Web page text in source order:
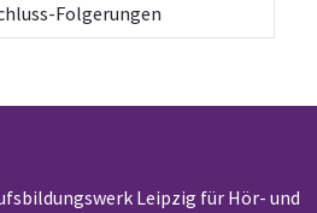
Folgerungen
Leipzig für Hör- und